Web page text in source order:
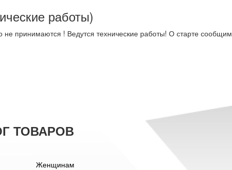
работы)
принимаются ! Ведутся технические работы! О старте сообщим
ТОВАРОВ
Женщинам